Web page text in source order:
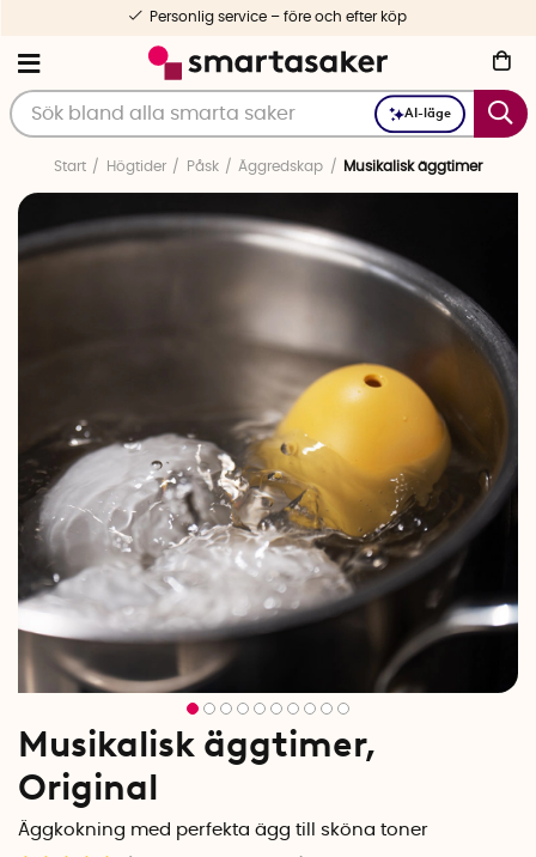
AI-läge
Personlig service – före och efter köp
Start Högtider Påsk Äggredskap Musikalisk äggtimer
Musikalisk äggtimer,
Original
Äggkokning med perfekta ägg till sköna toner